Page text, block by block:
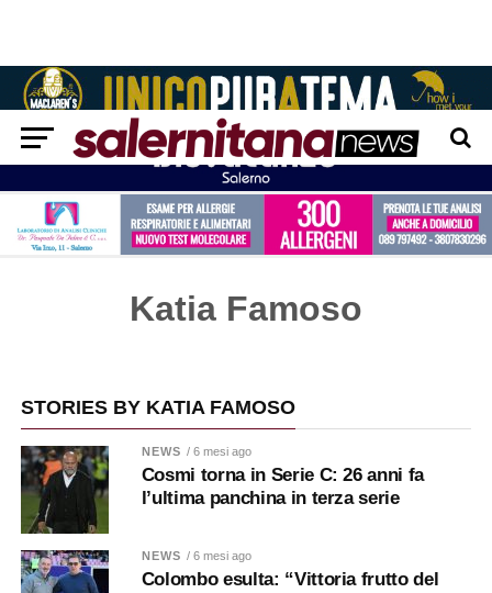
Katia Famoso
STORIES BY KATIA FAMOSO
NEWS / 6 mesi ago
Cosmi torna in Serie C: 26 anni fa
l’ultima panchina in terza serie
NEWS / 6 mesi ago
Colombo esulta: “Vittoria frutto del